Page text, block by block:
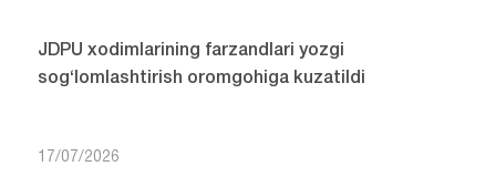
JDPU xodimlarining farzandlari yozgi
sog‘lomlashtirish oromgohiga kuzatildi
17/07/2026